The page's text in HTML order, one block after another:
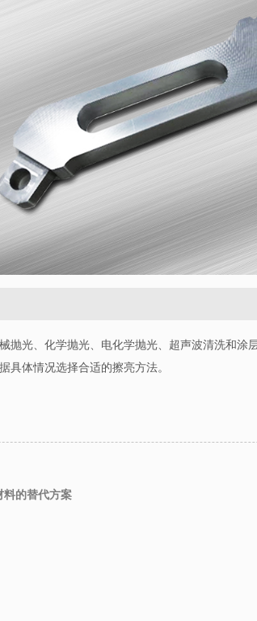
抛光、化学抛光、电化学抛光、超声波清洗和涂
具体情况选择合适的擦亮方法。
料的替代方案